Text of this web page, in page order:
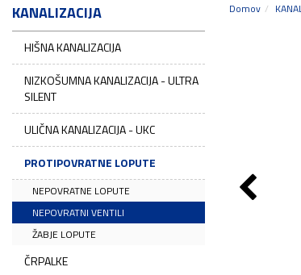
KANALIZACIJA
HIŠNA KANALIZACIJA
NIZKOŠUMNA KANALIZACIJA - ULTRA
SILENT
ULIČNA KANALIZACIJA - UKC
PROTIPOVRATNE LOPUTE
NEPOVRATNE LOPUTE
NEPOVRATNI VENTILI
ŽABJE LOPUTE
ČRPALKE
Domov